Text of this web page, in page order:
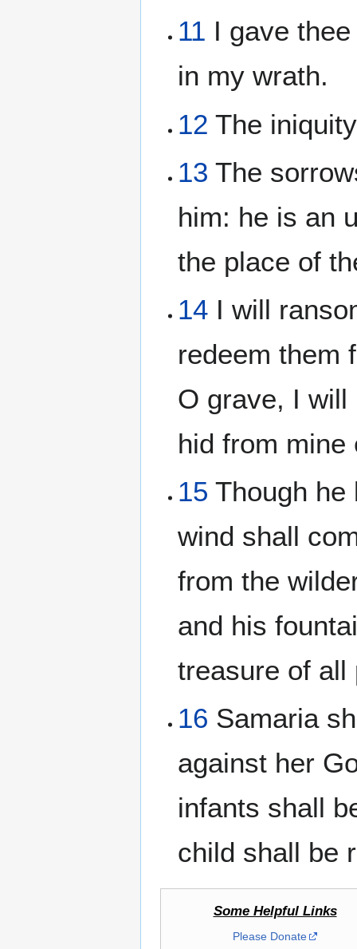
11 I gave
in my wrath.
12 The
13 The
him: he is an
the place of
14 I will
redeem them
O grave, I will
hid from mine
15 Though he
wind shall
from the
and his
treasure of all
16 Samaria
against her
infants shall
child shall be
Some Helpful Links
Please Donate